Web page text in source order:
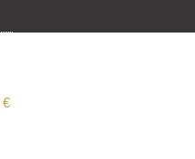
€